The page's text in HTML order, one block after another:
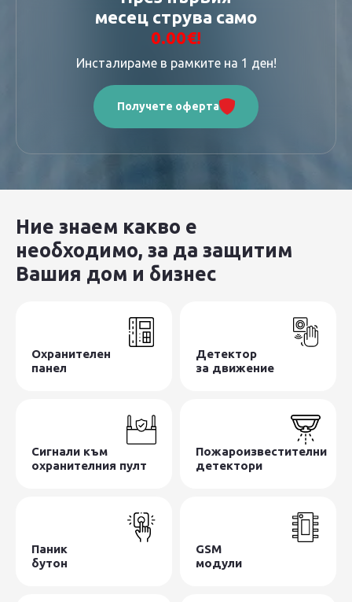
088 219 6929
месец струва само
0.00€!
Инсталираме в рамките на 1 ден!
Получете оферта
Ние знаем какво е
необходимо, за да защитим
Вашия дом и бизнес
Охранителен
панел
Детектор
за движение
Сигнали към
охранителния пулт
Пожароизвестителни
детектори
Паник
бутон
GSM
модули